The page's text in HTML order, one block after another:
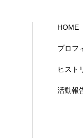
HOME
プロフ
ヒスト
活動報